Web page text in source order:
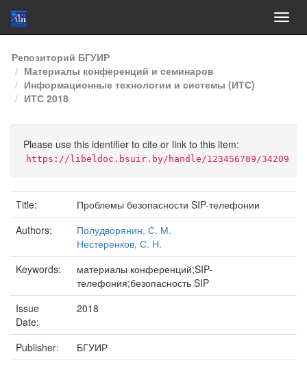
Skip
navigation
Репозиторий БГУИР
Материалы конференций и семинаров
Информационные технологии и системы (ИТС)
ИТС 2018
Please use this identifier to cite or link to this item:
https://libeldoc.bsuir.by/handle/123456789/34209
Title:
Проблемы безопасности SIP-телефонии
Authors:
Полудворянин, С. М.
Нестеренков, С. Н.
Keywords:
материалы конференций;SIP-
телефония;безопасность SIP
Issue
Date:
2018
Publisher:
БГУИР